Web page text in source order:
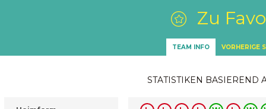
Zu
TEAM INFO VORHERIGE
STATISTIKEN BASIEREND